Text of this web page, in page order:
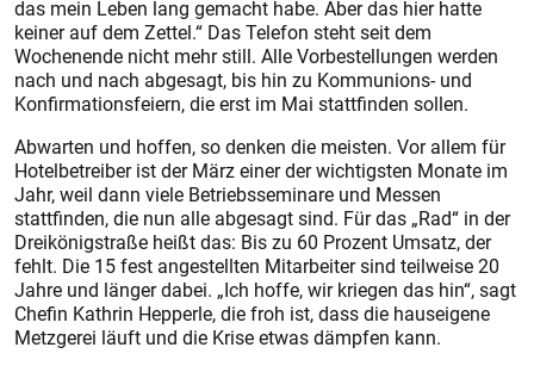
das mein Leben lang gemacht habe. Aber das hier hatte
keiner auf dem Zettel.“ Das Telefon steht seit dem
Wochenende nicht mehr still. Alle Vorbestellungen werden
nach und nach abgesagt, bis hin zu Kommunions- und
Konfirmationsfeiern, die erst im Mai stattfinden sollen.
Abwarten und hoffen, so denken die meisten. Vor allem für
Hotelbetreiber ist der März einer der wichtigsten Monate im
Jahr, weil dann viele Betriebsseminare und Messen
stattfinden, die nun alle abgesagt sind. Für das „Rad“ in der
Dreikönigstraße heißt das: Bis zu 60 Prozent Umsatz, der
fehlt. Die 15 fest angestellten Mitarbeiter sind teilweise 20
Jahre und länger dabei. „Ich hoffe, wir kriegen das hin“, sagt
Chefin Kathrin Hepperle, die froh ist, dass die hauseigene
Metzgerei läuft und die Krise etwas dämpfen kann.